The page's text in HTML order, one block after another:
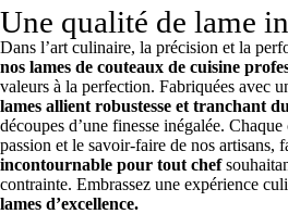
Une qualité de lame
Dans l’art culinaire, la précision et la
nos lames de couteaux de cuisine
valeurs à la perfection. Fabriquées avec
lames allient robustesse et tranchant
découpes d’une finesse inégalée.
passion et le savoir-faire de nos artisans,
incontournable pour tout chef
contrainte. Embrassez une expérience
lames d’excellence.